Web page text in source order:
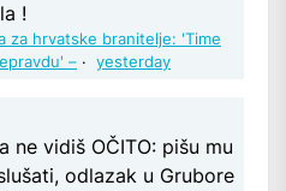
!
za hrvatske branitelje: 'Time
– · yesterday
ne vidiš OČITO: pišu mu
odlazak u Grubore